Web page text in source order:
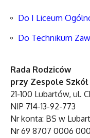
Do I Liceum
Do Technikum
Rada Rodziców
przy Zespole Szkół
21-100 Lubartów, ul.
NIP 714-13-92-773
Nr konta: BS w
Nr 69 8707 0006